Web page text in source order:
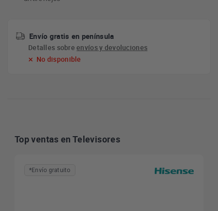
Envío gratis en península
Detalles sobreenvíos y devoluciones
No disponible
Top ventas en Televisores
*Envío gratuito